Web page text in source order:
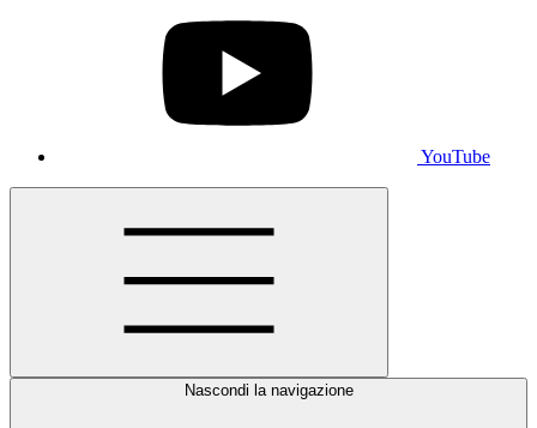
YouTube
Nascondi la navigazione